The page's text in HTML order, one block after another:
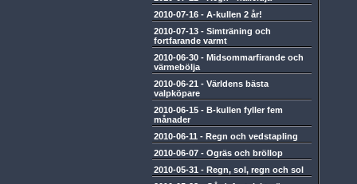
2010-07-16 - A-kullen 2 år!
2010-07-13 - Simträning och
fortfarande varmt
2010-06-30 - Midsommarfirande och
värmebölja
2010-06-21 - Världens bästa
valpköpare
2010-06-15 - B-kullen fyller fem
månader
2010-06-11 - Regn och vedstapling
2010-06-07 - Ogräs och bröllop
2010-05-31 - Regn, sol, regn och sol